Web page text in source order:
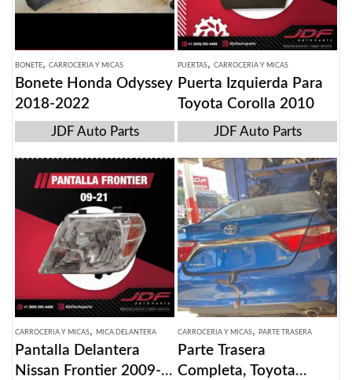
BONETE, CARROCERIA Y MICAS
Bonete Honda Odyssey
2018-2022
JDF Auto Parts
PUERTAS, CARROCERIA Y MICAS
Puerta Izquierda Para
Toyota Corolla 2010
JDF Auto Parts
CARROCERIA Y MICAS, MICA DELANTERA
Pantalla Delantera
Nissan Frontier 2009-
CARROCERIA Y MICAS, PARTE TRASERA
Parte Trasera
Completa, Toyota